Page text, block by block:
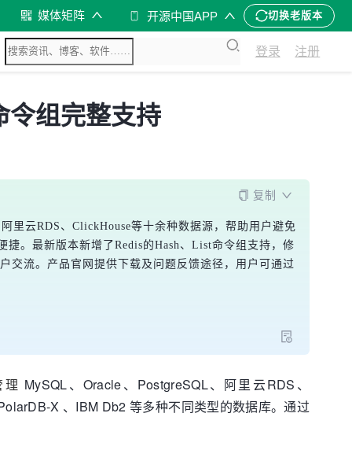
媒体矩阵 开源中国APP 切换老版本
登录 注册
组完整支持
复制
里云RDS、ClickHouse等十余种数据源，帮助用户避免
。最新版本新增了Redis的Hash、List命令组支持，修
交流。产品官网提供下载及问题反馈途径，用户可通过
理 MySQL、Oracle、PostgreSQL、阿里云RDS、
X 、IBM Db2 等多种不同类型的数据库。通过